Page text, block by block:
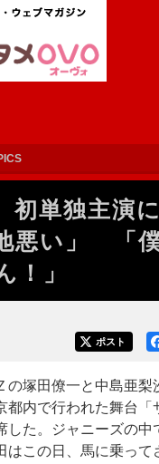
初単独主演
悪い」 「
！」
ポスト
塚田僚一と中島亜梨
都内で行われた舞台「
した。ジャニーズの中
はこの日、馬に乗って